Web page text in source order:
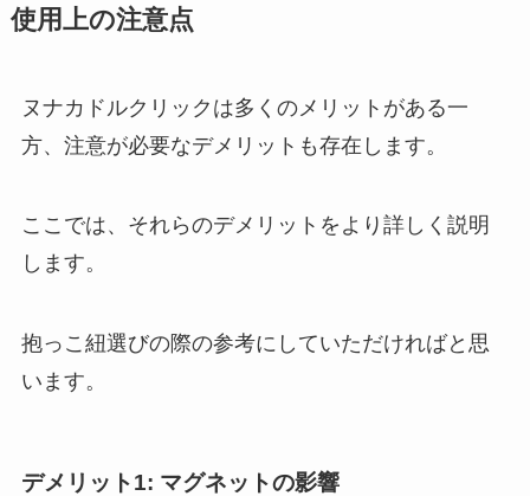
使用上の注意点
ヌナカドルクリックは多くのメリットがある一
方、注意が必要なデメリットも存在します。
ここでは、それらのデメリットをより詳しく説明
します。
抱っこ紐選びの際の参考にしていただければと思
います。
デメリット1: マグネットの影響